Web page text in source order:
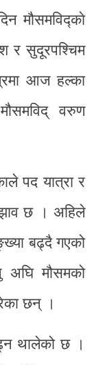
मौसमविद्काे
र सुदूरपश्चिम
आज हल्का
वरुण
पद यात्रा र
छ । अहिले
बढ्दै गएको
अघि मौसमको
छन् ।
थालेको छ ।